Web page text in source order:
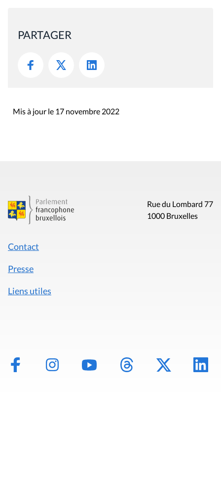
PARTAGER
Mis à jour le 17 novembre 2022
Rue du Lombard 77
1000 Bruxelles
Contact
Presse
Liens utiles